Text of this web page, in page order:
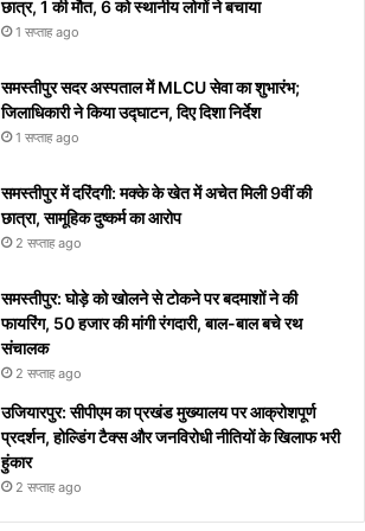
छात्र, 1 की मौत, 6 को स्थानीय लोगों ने बचाया
1 सप्ताह ago
समस्तीपुर सदर अस्पताल में MLCU सेवा का शुभारंभ;
जिलाधिकारी ने किया उद्घाटन, दिए दिशा निर्देश
1 सप्ताह ago
समस्तीपुर में दरिंदगी: मक्के के खेत में अचेत मिली 9वीं की
छात्रा, सामूहिक दुष्कर्म का आरोप
2 सप्ताह ago
समस्तीपुर: घोड़े को खोलने से टोकने पर बदमाशों ने की
फायरिंग, 50 हजार की मांगी रंगदारी, बाल-बाल बचे रथ
संचालक
2 सप्ताह ago
उजियारपुर: सीपीएम का प्रखंड मुख्यालय पर आक्रोशपूर्ण
प्रदर्शन, होल्डिंग टैक्स और जनविरोधी नीतियों के खिलाफ भरी
हुंकार
2 सप्ताह ago